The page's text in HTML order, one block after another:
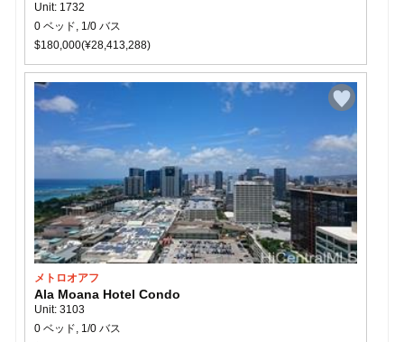
Unit: 1732
0 ベッド, 1/0 バス
$180,000(¥28,413,288)
メトロオアフ
Ala Moana Hotel Condo
Unit: 3103
0 ベッド, 1/0 バス